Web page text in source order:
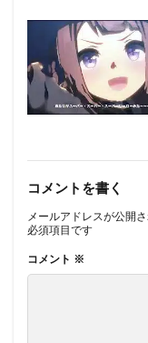
コメントを書く
メールアドレスが公開
必須項目です
コメント ※